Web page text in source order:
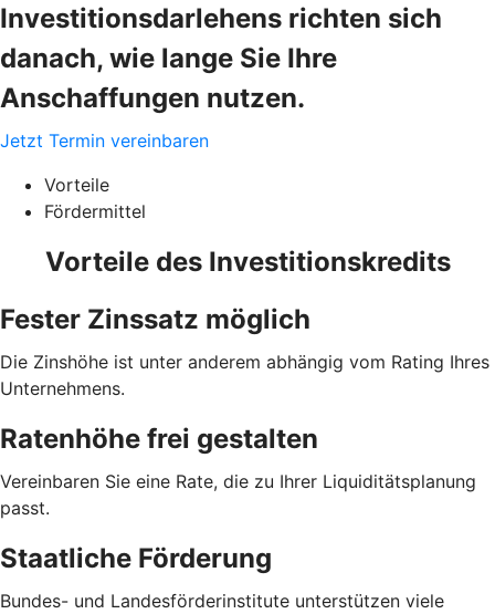
Investitionsdarlehens richten sich
danach, wie lange Sie Ihre
Anschaffungen nutzen.
Jetzt Termin vereinbaren
Vorteile
Fördermittel
Vorteile des Investitionskredits
Fester Zinssatz möglich
Die Zinshöhe ist unter anderem abhängig vom Rating Ihres
Unternehmens.
Ratenhöhe frei gestalten
Vereinbaren Sie eine Rate, die zu Ihrer Liquiditätsplanung
passt.
Staatliche Förderung
Bundes- und Landesförderinstitute unterstützen viele